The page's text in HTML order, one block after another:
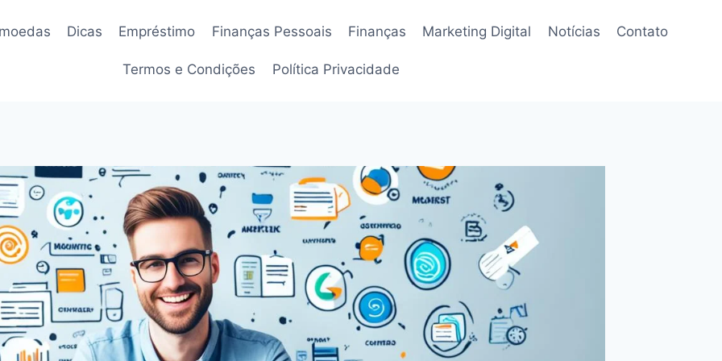
Dicas Empréstimo Finanças Pessoais Finanças Marketing Digital Notícias Contato
Termos e Condições Política Privacidade